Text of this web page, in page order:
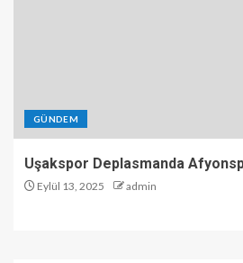
GÜNDEM
Uşakspor Deplasmanda
Eylül 13, 2025 admin